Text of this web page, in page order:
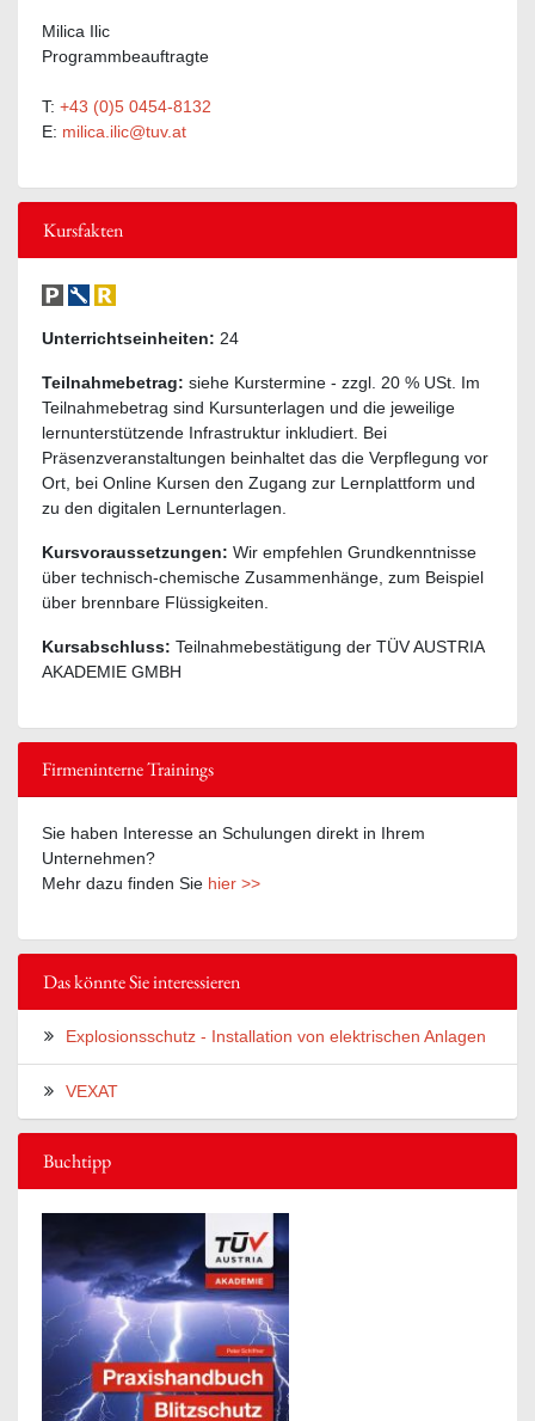
Milica Ilic
Programmbeauftragte
T: +43 (0)5 0454-8132
E: milica.ilic@tuv.at
Kursfakten
Unterrichtseinheiten: 24
Teilnahmebetrag: siehe Kurstermine - zzgl. 20 % USt. Im
Teilnahmebetrag sind Kursunterlagen und die jeweilige
lernunterstützende Infrastruktur inkludiert. Bei
Präsenzveranstaltungen beinhaltet das die Verpflegung vor
Ort, bei Online Kursen den Zugang zur Lernplattform und
zu den digitalen Lernunterlagen.
Kursvoraussetzungen: Wir empfehlen Grundkenntnisse
über technisch-chemische Zusammenhänge, zum Beispiel
über brennbare Flüssigkeiten.
Kursabschluss: Teilnahmebestätigung der TÜV AUSTRIA
AKADEMIE GMBH
Firmeninterne Trainings
Sie haben Interesse an Schulungen direkt in Ihrem
Unternehmen?
Mehr dazu finden Sie hier >>
Das könnte Sie interessieren
Explosionsschutz - Installation von elektrischen Anlagen
VEXAT
Buchtipp